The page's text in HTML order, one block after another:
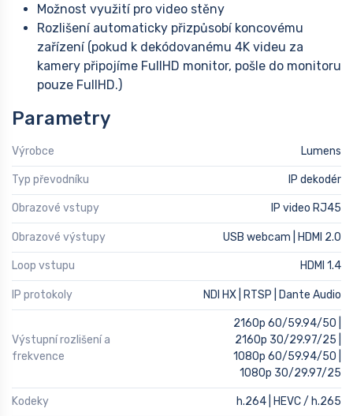
Možnost využití pro video stěny
Rozlišení automaticky přizpůsobí koncovému
zařízení (pokud k dekódovanému 4K videu za
kamery připojíme FullHD monitor, pošle do monitoru
pouze FullHD.)
Parametry
Výrobce Lumens
Typ převodníku IP dekodér
Obrazové vstupy IP video RJ45
Obrazové výstupy USB webcam | HDMI 2.0
Loop vstupu HDMI 1.4
IP protokoly NDI HX | RTSP | Dante Audio
Výstupní rozlišení a
frekvence
2160p 60/59.94/50 |
2160p 30/29.97/25 |
1080p 60/59.94/50 |
1080p 30/29.97/25
Kodeky h.264 | HEVC / h.265